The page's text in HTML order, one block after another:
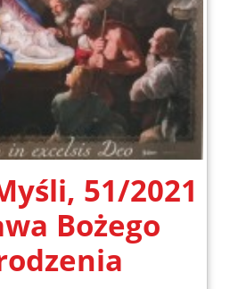
51/2021
Bożego